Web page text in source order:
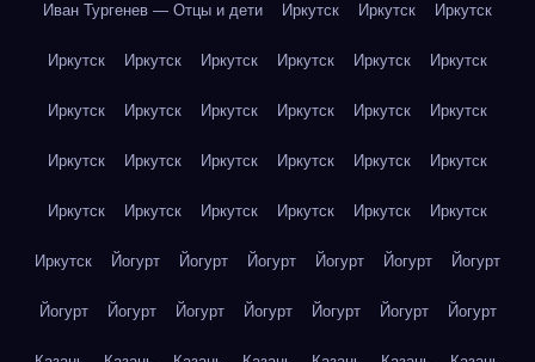
Иван Тургенев — Отцы и дети Иркутск Иркутск Иркутск
Иркутск Иркутск Иркутск Иркутск Иркутск Иркутск
Иркутск Иркутск Иркутск Иркутск Иркутск Иркутск
Иркутск Иркутск Иркутск Иркутск Иркутск Иркутск
Иркутск Иркутск Иркутск Иркутск Иркутск Иркутск
Иркутск Йогурт Йогурт Йогурт Йогурт Йогурт Йогурт
Йогурт Йогурт Йогурт Йогурт Йогурт Йогурт Йогурт